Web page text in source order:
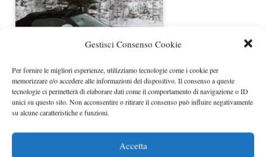
Gestisci Consenso Cookie
Per fornire le migliori esperienze, utilizziamo tecnologie come i cookie per
memorizzare e/o accedere alle informazioni del dispositivo. Il consenso a queste
tecnologie ci permetterà di elaborare dati come il comportamento di navigazione o ID
unici su questo sito. Non acconsentire o ritirare il consenso può influire negativamente
su alcune caratteristiche e funzioni.
Accetta
Mercedes Benz SLS AMG Gullwing
Roadster